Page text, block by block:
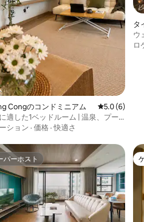
星中4.97つ星の平均評価
Congのコンドミニアム レビュー6件
5.0 (6)
適した1ベッドルーム | 温泉、プー
ム
ション · 価格 ·快適さ
タ
ウ
フ
ロ
パーホスト
パーホスト